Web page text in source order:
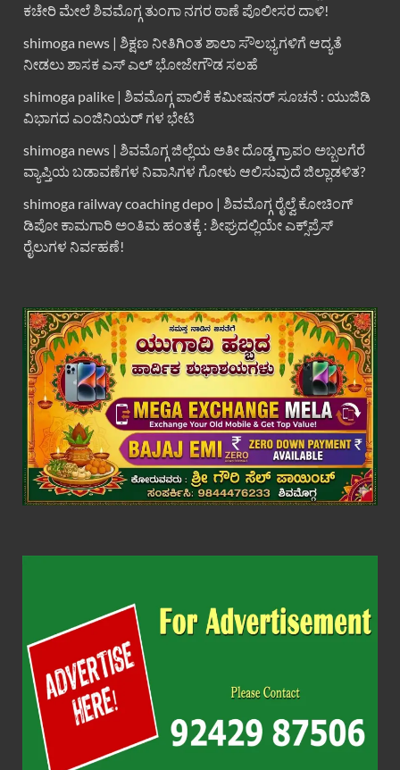
ಕಚೇರಿ ಮೇಲೆ ಶಿವಮೊಗ್ಗ ತುಂಗಾ ನಗರ ಠಾಣೆ ಪೊಲೀಸರ ದಾಳಿ!
shimoga news | ಶಿಕ್ಷಣ ನೀತಿಗಿಂತ ಶಾಲಾ ಸೌಲಭ್ಯಗಳಿಗೆ ಆದ್ಯತೆ
ನೀಡಲು ಶಾಸಕ ಎಸ್ ಎಲ್ ಭೋಜೇಗೌಡ ಸಲಹೆ
shimoga palike | ಶಿವಮೊಗ್ಗ ಪಾಲಿಕೆ ಕಮೀಷನರ್ ಸೂಚನೆ : ಯುಜಿಡಿ
ವಿಭಾಗದ ಎಂಜಿನಿಯರ್ ಗಳ ಭೇಟಿ
shimoga news | ಶಿವಮೊಗ್ಗ ಜಿಲ್ಲೆಯ ಅತೀ ದೊಡ್ಡ ಗ್ರಾಪಂ ಅಬ್ಬಲಗೆರೆ
ವ್ಯಾಪ್ತಿಯ ಬಡಾವಣೆಗಳ ನಿವಾಸಿಗಳ ಗೋಳು ಆಲಿಸುವುದೆ ಜಿಲ್ಲಾಡಳಿತ?
shimoga railway coaching depo | ಶಿವಮೊಗ್ಗ ರೈಲ್ವೆ ಕೋಚಿಂಗ್
ಡಿಪೋ ಕಾಮಗಾರಿ ಅಂತಿಮ ಹಂತಕ್ಕೆ : ಶೀಘ್ರದಲ್ಲಿಯೇ ಎಕ್ಸ್‌ಪ್ರೆಸ್
ರೈಲುಗಳ ನಿರ್ವಹಣೆ!